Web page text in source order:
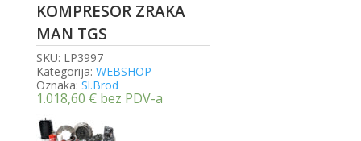
KOMPRESOR ZRAKA
MAN TGS
SKU: LP3997
Kategorija: WEBSHOP
Oznaka: Sl.Brod
1.018,60 € bez PDV-a